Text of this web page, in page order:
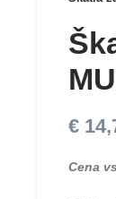
€
Cena